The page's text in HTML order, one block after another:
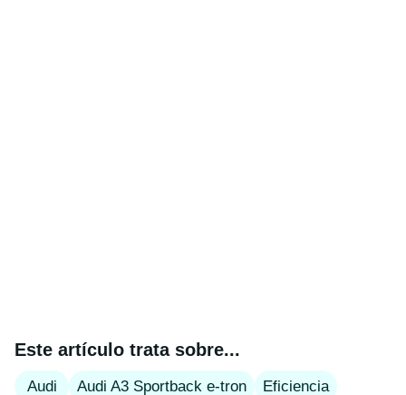
Este artículo trata sobre...
Audi Audi A3 Sportback e-tron
Eficiencia